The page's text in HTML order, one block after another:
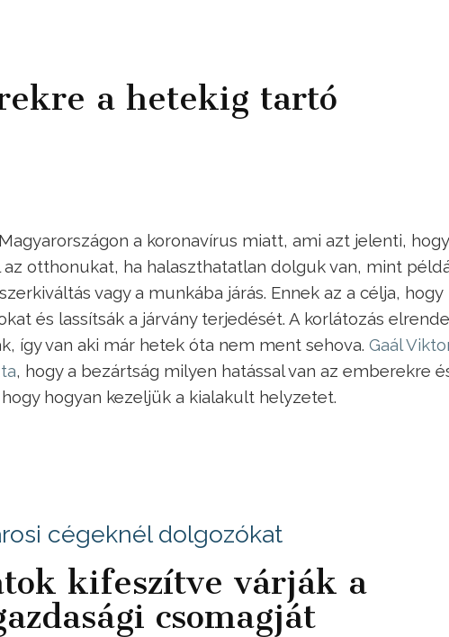
a hetekig tartó
a koronavírus miatt, ami azt jelenti,
otthonukat, ha halaszthatatlan dolguk van, mint
vagy a munkába járás. Ennek az a célja, hogy
és lassítsák a járvány terjedését. A korlátozás
így van aki már hetek óta nem ment sehova. Gaál
, hogy a bezártság milyen hatással van az emberekre
hogyan kezeljük a kialakult helyzetet.
cégeknél dolgozókat
kifeszítve várják a
csomagját